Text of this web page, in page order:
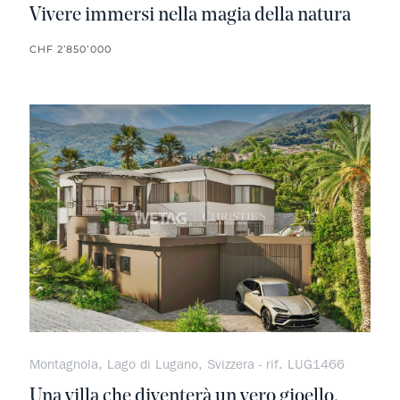
Vivere immersi nella magia della natura
CHF 2’850’000
Non
Montagnola, Lago di Lugano, Svizzera - rif. LUG1466